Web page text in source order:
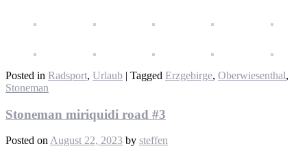
Posted in Radsport, Urlaub | Tagged Erzgebirge, Oberwiesenthal,
Stoneman
Stoneman miriquidi road #3
Posted onAugust 22, 2023 by steffen